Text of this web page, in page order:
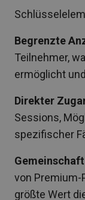
Begrenzte
Teilnehmer,
ermöglicht
Direkter
Sessions,
spezifischer
von Premium-
größte Wert